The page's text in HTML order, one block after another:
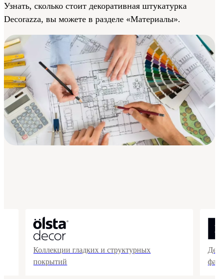
Узнать, сколько стоит декоративная штукатурка
Decorazza, вы можете в разделе «Материалы».
Коллекции гладких и структурных
покрытий